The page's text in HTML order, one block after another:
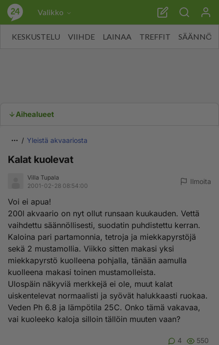
Valikko
KESKUSTELU VIIHDE LAINAA TREFFIT SÄÄNNÖT
Aihealueet
Yleistä akvaariosta
Kalat kuolevat
Villa Tupala
2001-02-28 08:54:00
Ilmoita
Voi ei apua!
200l akvaario on nyt ollut runsaan kuukauden. Vettä
vaihdettu säännöllisesti, suodatin puhdistettu kerran.
Kaloina pari partamonnia, tetroja ja miekkapyrstöjä
sekä 2 mustamollia. Viikko sitten makasi yksi
miekkapyrstö kuolleena pohjalla, tänään aamulla
kuolleena makasi toinen mustamolleista.
Ulospäin näkyviä merkkejä ei ole, muut kalat
uiskentelevat normaalisti ja syövät halukkaasti ruokaa.
Veden Ph 6.8 ja lämpötila 25C. Onko tämä vakavaa,
vai kuoleeko kaloja silloin tällöin muuten vaan?
4 550